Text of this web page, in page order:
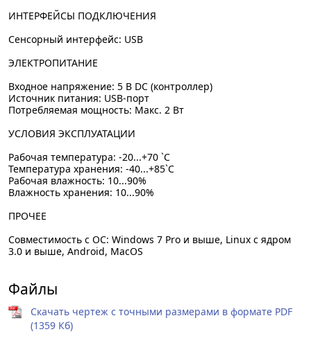
ИНТЕРФЕЙСЫ ПОДКЛЮЧЕНИЯ
Сенсорный интерфейс: USB
ЭЛЕКТРОПИТАНИЕ
Входное напряжение: 5 В DC (контроллер)
Источник питания: USB-порт
Потребляемая мощность: Макс. 2 Вт
УСЛОВИЯ ЭКСПЛУАТАЦИИ
Рабочая температура: -20...+70 `C
Температура хранения: -40...+85`C
Рабочая влажность: 10...90%
Влажность хранения: 10...90%
ПРОЧЕЕ
Совместимость с ОС: Windows 7 Pro и выше, Linux с ядром
3.0 и выше, Android, MacOS
Файлы
Скачать чертеж с точными размерами в формате PDF
(1359 Кб)